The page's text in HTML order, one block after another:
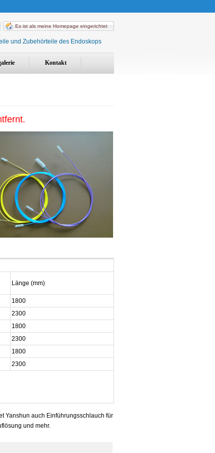
Es ist als meine Homepage eingerichtet
und Zubehörteile des Endoskops
Kontakt
Länge (mm)
1800
2300
1800
2300
1800
2300
Yanshun auch Einführungsschlauch für
und mehr.